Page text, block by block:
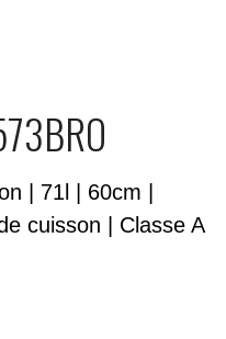
| 71l | 60cm |
cuisson | Classe A